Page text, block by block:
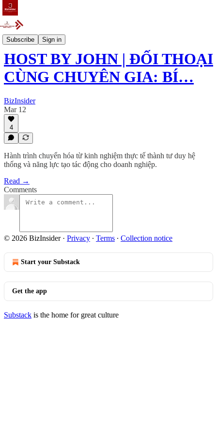
Subscribe Sign in
Event
HOST BY JOHN | ĐỐI THOẠI
CÙNG CHUYÊN GIA: BÍ…
BizInsider
Mar 12
4
Hành trình chuyển hóa từ kinh nghiệm thực tế thành tư duy hệ
thống và năng lực tạo tác động cho doanh nghiệp.
Read →
Comments
© 2026 BizInsider· Privacy ∙ Terms ∙ Collection notice
Start your Substack
Get the app
Substack is the home for great culture